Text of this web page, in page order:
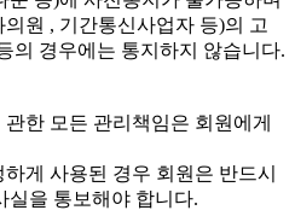
원 , 기간통신사업자 등)의 고
의 경우에는 통지하지 않습니다.
한 모든 관리책임은 회원에게
게 사용된 경우 회원은 반드시
실을 통보해야 합니다.